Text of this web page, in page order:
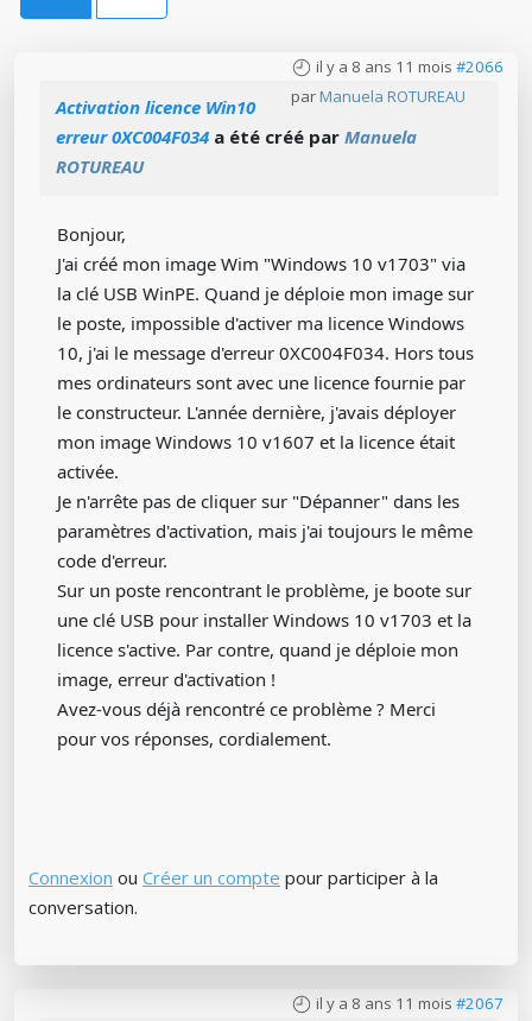
il y a 8 ans 11 mois #2066
par Manuela ROTUREAU
Activation licence Win10
erreur 0XC004F034 a été créé par Manuela
ROTUREAU
Bonjour,
J'ai créé mon image Wim "Windows 10 v1703" via
la clé USB WinPE. Quand je déploie mon image sur
le poste, impossible d'activer ma licence Windows
10, j'ai le message d'erreur 0XC004F034. Hors tous
mes ordinateurs sont avec une licence fournie par
le constructeur. L'année dernière, j'avais déployer
mon image Windows 10 v1607 et la licence était
activée.
Je n'arrête pas de cliquer sur "Dépanner" dans les
paramètres d'activation, mais j'ai toujours le même
code d'erreur.
Sur un poste rencontrant le problème, je boote sur
une clé USB pour installer Windows 10 v1703 et la
licence s'active. Par contre, quand je déploie mon
image, erreur d'activation !
Avez-vous déjà rencontré ce problème ? Merci
pour vos réponses, cordialement.
Connexion ou Créer un compte pour participer à la
conversation.
il y a 8 ans 11 mois #2067